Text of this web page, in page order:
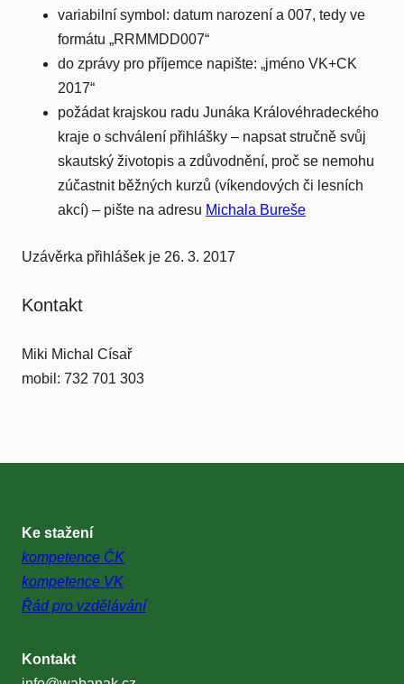
variabilní symbol: datum narození a 007, tedy ve
formátu „RRMMDD007“
do zprávy pro příjemce napište: „jméno VK+CK
2017“
požádat krajskou radu Junáka Královéhradeckého
kraje o schválení přihlášky – napsat stručně svůj
skautský životopis a zdůvodnění, proč se nemohu
zúčastnit běžných kurzů (víkendových či lesních
akcí) – pište na adresu Michala Bureše
Uzávěrka přihlášek je 26. 3. 2017
Kontakt
Miki Michal Císař
mobil: 732 701 303
Ke stažení
kompetence ČK
kompetence VK
Řád pro vzdělávání
Kontakt